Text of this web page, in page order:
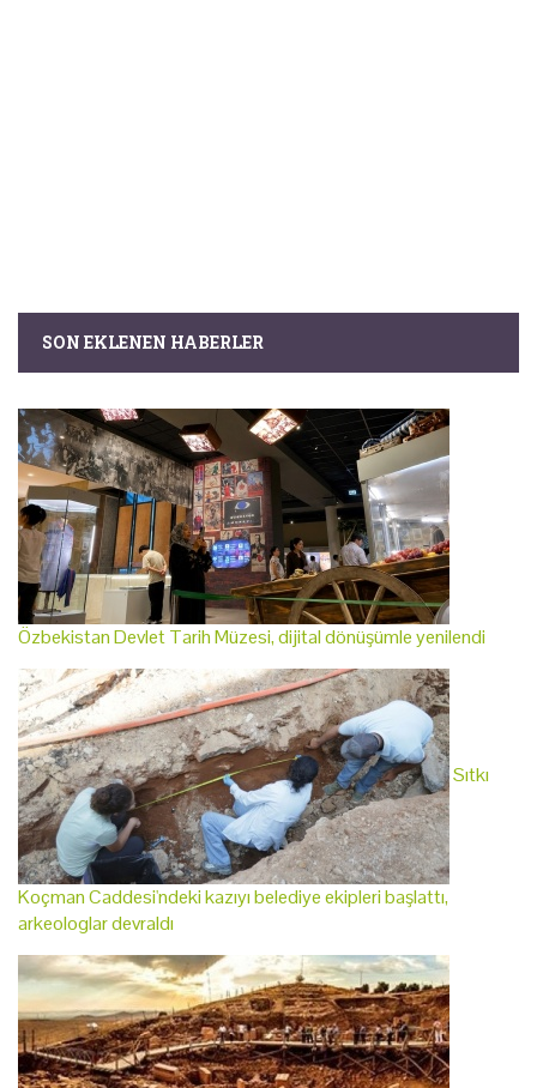
SON EKLENEN HABERLER
Özbekistan Devlet Tarih Müzesi, dijital dönüşümle yenilendi
Sıtkı
Koçman Caddesi'ndeki kazıyı belediye ekipleri başlattı,
arkeologlar devraldı